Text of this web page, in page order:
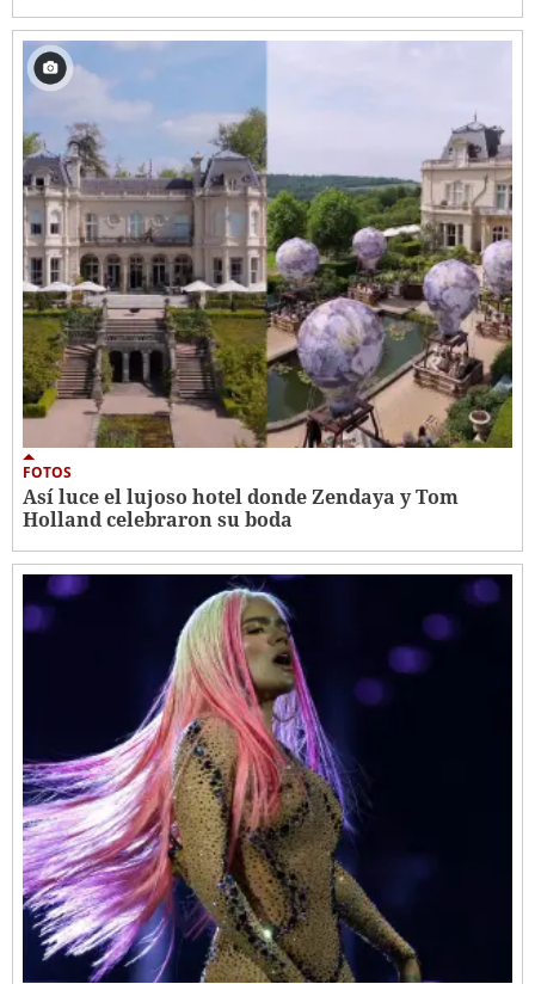
FOTOS
Así luce el lujoso hotel donde Zendaya y Tom
Holland celebraron su boda